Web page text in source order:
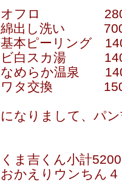
オフロ
綿出し洗い
基本ピーリング
ビ白スカ湯
なめらか温泉
ワタ交換
になりまして、パ
くま吉くん小計
おかえりウンちん